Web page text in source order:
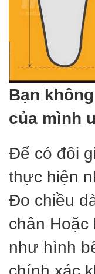
Bạn
của mình
Để có đôi
thực hiện
Đo chiều
chân Hoặc
như hình